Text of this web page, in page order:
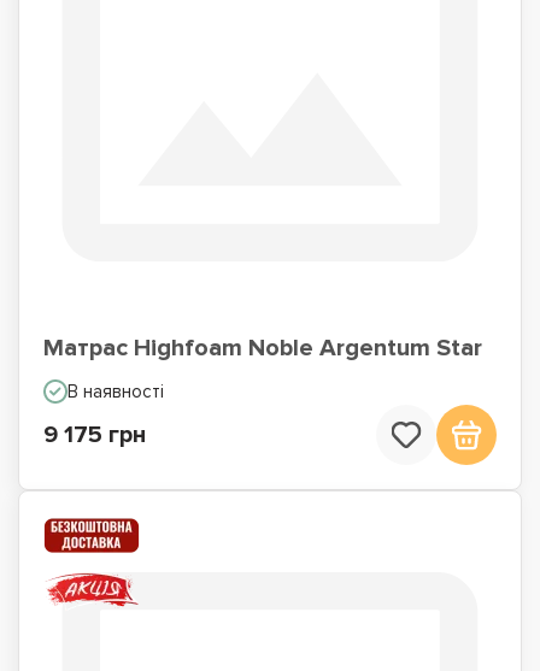
Матрас Highfoam Noble Argentum Star
В наявності
9 175 грн